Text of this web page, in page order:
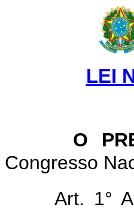
LEI
O
Congresso
Art. 1°